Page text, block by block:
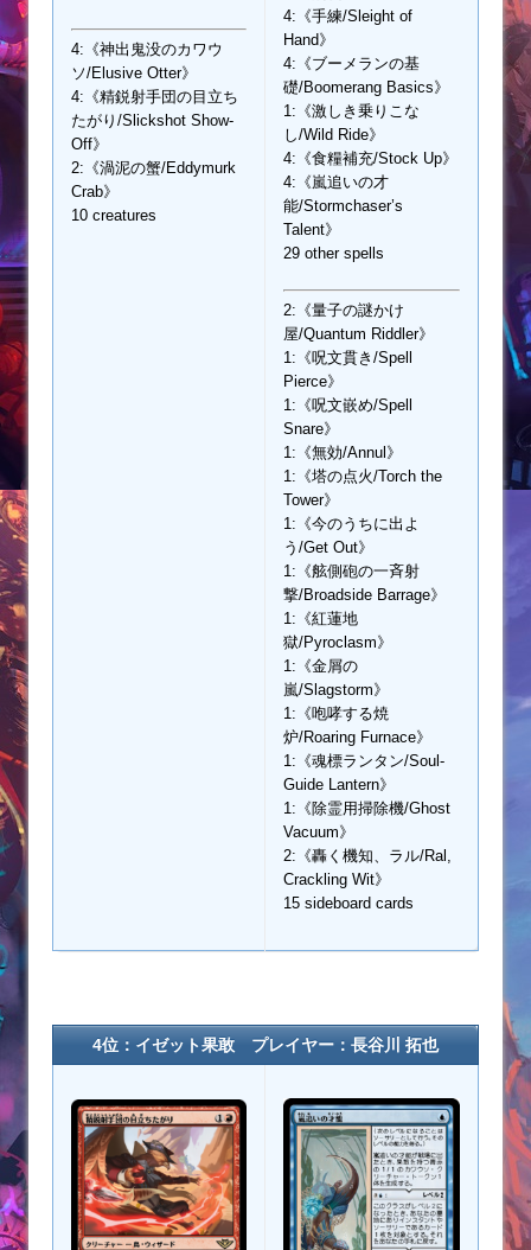
4:《神出鬼没のカワウ
ソ/Elusive Otter》
4:《精鋭射手団の目立ち
たがり/Slickshot Show-
Off》
2:《渦泥の蟹/Eddymurk
Crab》
10 creatures
4:《手練/Sleight of
Hand》
4:《ブーメランの基
礎/Boomerang Basics》
1:《激しき乗りこな
し/Wild Ride》
4:《食糧補充/Stock Up》
4:《嵐追いの才
能/Stormchaser’s
Talent》
29 other spells
2:《量子の謎かけ
屋/Quantum Riddler》
1:《呪文貫き/Spell
Pierce》
1:《呪文嵌め/Spell
Snare》
1:《無効/Annul》
1:《塔の点火/Torch the
Tower》
1:《今のうちに出よ
う/Get Out》
1:《舷側砲の一斉射
撃/Broadside Barrage》
1:《紅蓮地
獄/Pyroclasm》
1:《金屑の
嵐/Slagstorm》
1:《咆哮する焼
炉/Roaring Furnace》
1:《魂標ランタン/Soul-
Guide Lantern》
1:《除霊用掃除機/Ghost
Vacuum》
2:《轟く機知、ラル/Ral,
Crackling Wit》
15 sideboard cards
4位：イゼット果敢 プレイヤー：長谷川 拓也